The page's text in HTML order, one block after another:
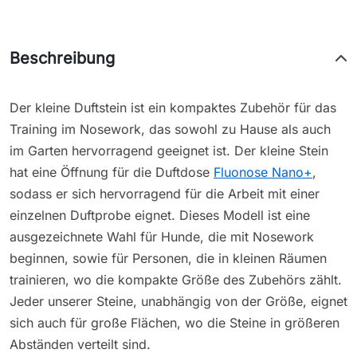
Beschreibung
Der kleine Duftstein ist ein kompaktes Zubehör für das
Training im Nosework, das sowohl zu Hause als auch
im Garten hervorragend geeignet ist. Der kleine Stein
hat eine Öffnung für die Duftdose Fluonose Nano+,
sodass er sich hervorragend für die Arbeit mit einer
einzelnen Duftprobe eignet. Dieses Modell ist eine
ausgezeichnete Wahl für Hunde, die mit Nosework
beginnen, sowie für Personen, die in kleinen Räumen
trainieren, wo die kompakte Größe des Zubehörs zählt.
Jeder unserer Steine, unabhängig von der Größe, eignet
sich auch für große Flächen, wo die Steine in größeren
Abständen verteilt sind.